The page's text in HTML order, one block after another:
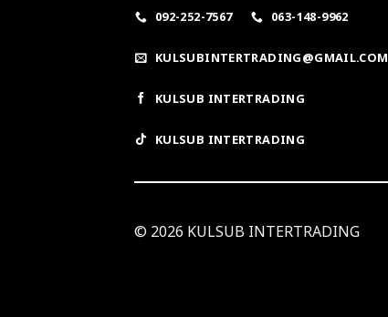
092-252-7567 063-148-9962
KULSUBINTERTRADING@GMAIL.COM
KULSUB INTERTRADING
KULSUB INTERTRADING
© 2026 KULSUB INTERTRADING